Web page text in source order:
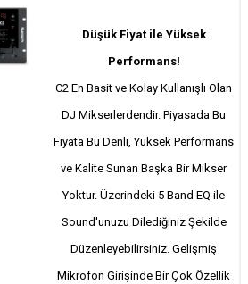
Düşük Fiyat ile Yüksek
Performans!
C2 En Basit ve Kolay Kullanışlı Olan
DJ Mikserlerdendir. Piyasada Bu
Fiyata Bu Denli, Yüksek Performans
ve Kalite Sunan Başka Bir Mikser
Yoktur. Üzerindeki 5 Band EQ ile
Sound'unuzu Dilediğiniz Şekilde
Düzenleyebilirsiniz. Gelişmiş
Mikrofon Girişinde Bir Çok Özellik